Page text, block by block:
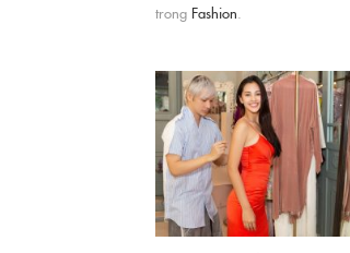
trong Fashion